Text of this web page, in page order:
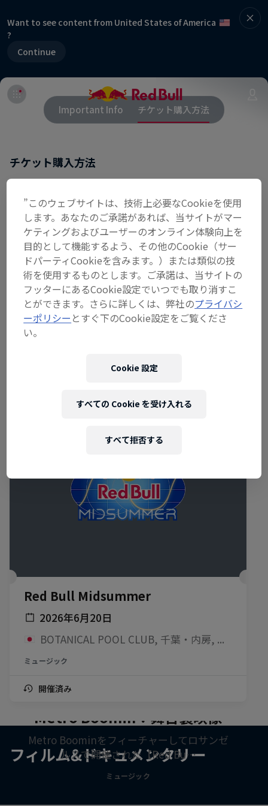
Want to see content from United States of America
?
Continue
Important Info チケット購入方法
チケット購入方法
をクリックします。Red Bull Musicアカウントにロ
グインし、メッセージに従ってチケットを購入しま
す。Red Bull Musicアカウントをまだ持っていない
場合は、ご自身のFacebookアカウント、Twitterア
カウント、またはEmailアドレスから簡単に作れま
す。
※イベントにより参加方法が異なります。それぞれ
のイベントページの詳細をご確認ください。
Red Bull Midsummer
2026年6月20日
BOTANICAL POOL CLUB, 千葉・内房, 日本
ミュージック
開催済み
フィルム&ドキュメンタリー
Metro Boomin：舞台裏映像
Metro Boominをフィーチャーしてロサンゼ
ルスで開催された【Red Bu…
ミュージック
”このウェブサイトは、技術上必要なCookieを使用
します。あなたのご承諾があれば、当サイトがマー
ケティングおよびユーザーのオンライン体験向上を
目的として機能するよう、その他のCookie（サー
ドパーティCookieを含みます。）または類似の技
術を使用するものとします。ご承諾は、当サイトの
フッターにあるCookie設定でいつでも取り消すこ
とができます。さらに詳しくは、弊社のプライバシ
ーポリシー とすぐ下のCookie設定をご覧くださ
い。
Cookie 設定
すべて拒否する
すべての Cookie を受け入れる